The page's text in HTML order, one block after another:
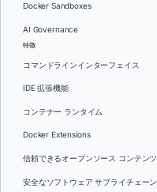
Docker Sandboxes
AI Governance
特徴
コマンドラインインターフェイス
IDE 拡張機能
コンテナー ランタイム
Docker Extensions
信頼できるオープンソース コンテンツ
安全なソフトウェア サプライチェーン